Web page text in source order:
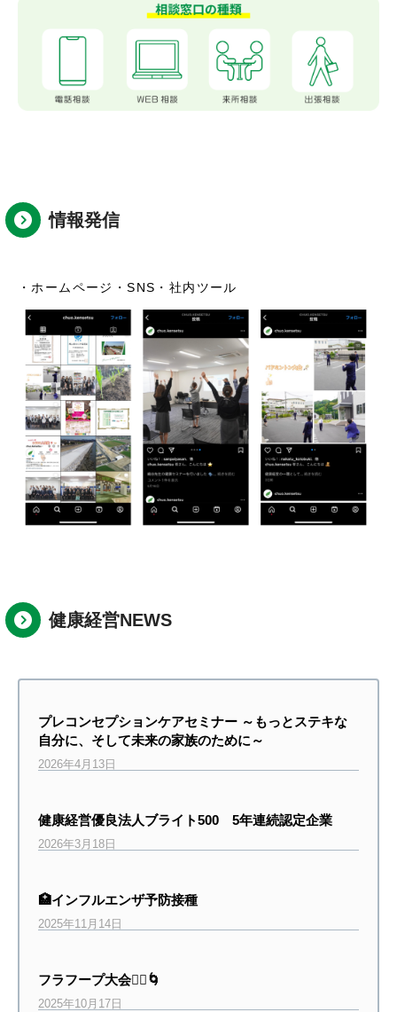
情報発信
・ホームページ・SNS ・社内ツール
健康経営NEWS
プレコンセプションケアセミナー ～もっとステキな
自分に、そして未来の家族のために～
2026年4月13日
健康経営優良法人ブライト500 5年連続認定企業
2026年3月18日
🏥インフルエンザ予防接種
2025年11月14日
フラフープ大会🤸‍♀️🌀
2025年10月17日